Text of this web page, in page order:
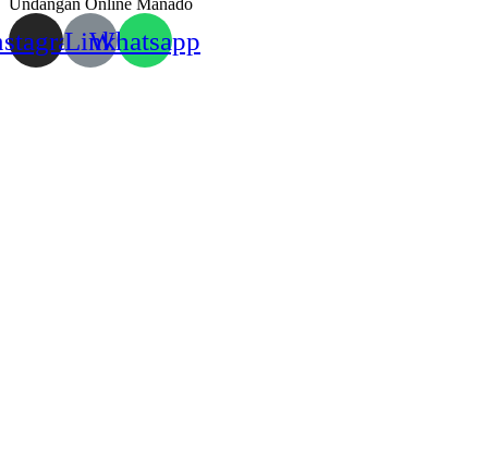
Undangan Online Manado
LinkWhatsapp